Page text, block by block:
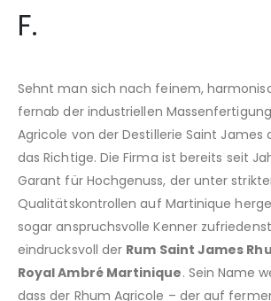
F.
Sehnt man sich nach feinem,
fernab der industriellen
Agricole von der Destillerie Saint James
das Richtige. Die Firma ist bereits seit
Garant für Hochgenuss, der unter
Qualitätskontrollen auf Martinique
sogar anspruchsvolle Kenner
eindrucksvoll der Rum Saint James
Royal Ambré Martinique. Sein Name
dass der Rhum Agricole – der auf